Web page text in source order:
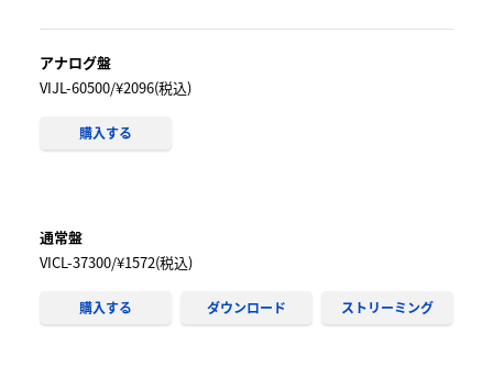
アナログ盤
VIJL-60500/¥2096(税込)
購入する
通常盤
VICL-37300/¥1572(税込)
購入する ダウンロード ストリーミング